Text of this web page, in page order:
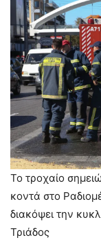
Το τροχαίο
κοντά στο
διακόψει την
Τριάδος